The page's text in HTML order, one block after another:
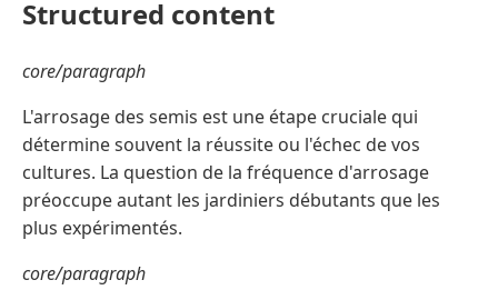
Structured content
core/paragraph
L'arrosage des semis est une étape cruciale qui
détermine souvent la réussite ou l'échec de vos
cultures. La question de la fréquence d'arrosage
préoccupe autant les jardiniers débutants que les
plus expérimentés.
core/paragraph